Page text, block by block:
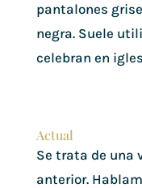
pantalones
negra. Suele
celebran en
Actual
Se trata de una
anterior.